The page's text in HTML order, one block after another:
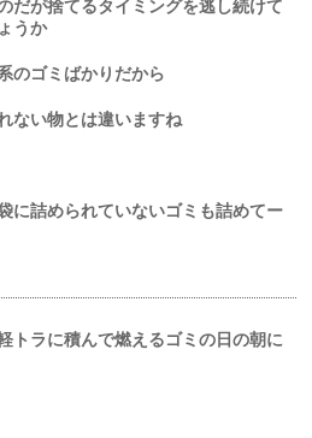
だが捨てるタイミングを逃し続けて
うか
のゴミばかりだから
ない物とは違いますね
に詰められていないゴミも詰めてー
トラに積んで燃えるゴミの日の朝に